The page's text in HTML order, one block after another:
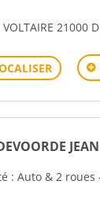
21000
JEAN
: Auto & 2